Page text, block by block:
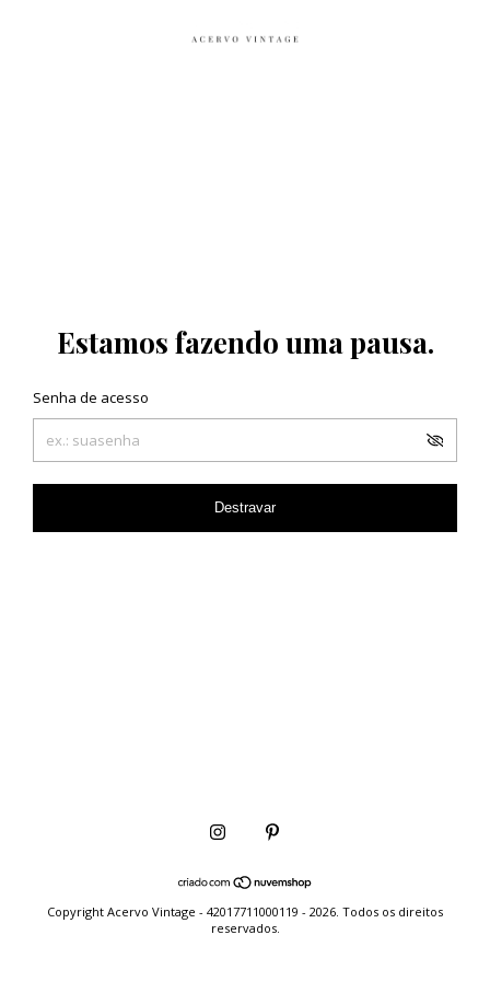
Estamos fazendo uma pausa.
Senha de acesso
Destravar
Copyright Acervo Vintage - 42017711000119 - 2026. Todos os direitos
reservados.